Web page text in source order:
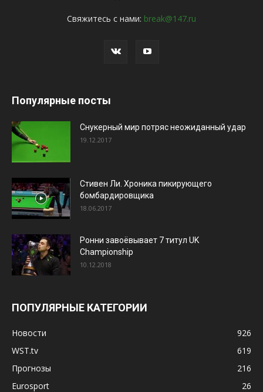
Свяжитесь с нами: break@147.ru
Популярные посты
Снукерный мир потряс неожиданный удар
19.12.2017
Стивен Ли. Хроника пикирующего
бомбардировщика
18.06.2017
Ронни завоёвывает 7 титул UK
Championship
10.12.2018
ПОПУЛЯРНЫЕ КАТЕГОРИИ
Новости
926
WST.tv
619
Прогнозы
216
Eurosport
26